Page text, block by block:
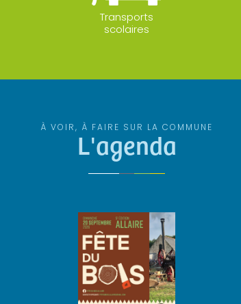
Transports
scolaires
À VOIR, À FAIRE SUR LA COMMUNE
L'agenda